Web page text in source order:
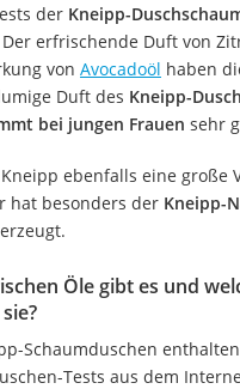
der Kneipp-
Der erfrischende Duft von
von Avocadoöl haben
Duft des Kneipp-
bei jungen Frauen sehr
ebenfalls eine große
hat besonders der Kneipp-
Öle gibt es und
Schaumduschen
Tests aus dem